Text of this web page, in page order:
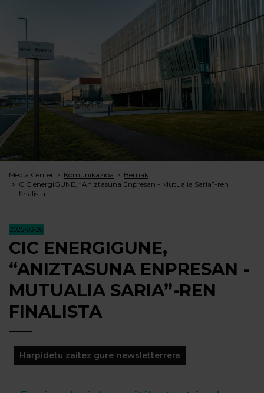
Media Center Komunikazioa
Berriak
CIC energiGUNE, “Aniztasuna Enpresan - Mutualia Saria”-ren
finalista
2025-03-26
CIC ENERGIGUNE,
“ANIZTASUNA ENPRESAN -
MUTUALIA SARIA”-REN
FINALISTA
Harpidetu zaitez gure newsletterrera